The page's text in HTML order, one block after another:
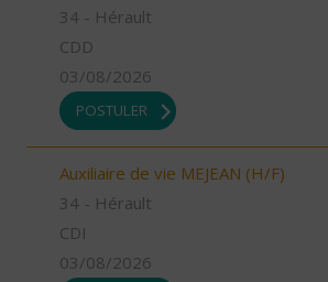
34 - Hérault
CDD
03/08/2026
POSTULER
Auxiliaire de vie MEJEAN (H/F)
34 - Hérault
CDI
03/08/2026